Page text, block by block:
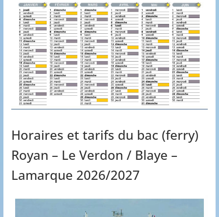
Horaires et tarifs du bac (ferry)
Royan – Le Verdon / Blaye –
Lamarque 2026/2027